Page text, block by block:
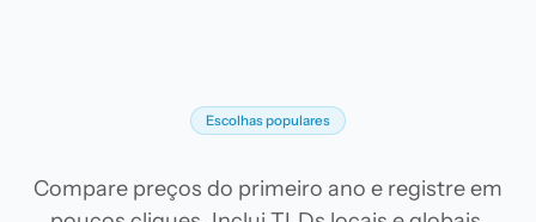
Escolhas populares
Compare preços do primeiro ano e registre em